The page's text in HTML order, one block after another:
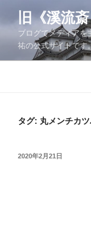
ツ
旧《溪流
ブログでメディアを
祐の公式サイト
タグ: 丸メンチカ
投
2020年2月21日